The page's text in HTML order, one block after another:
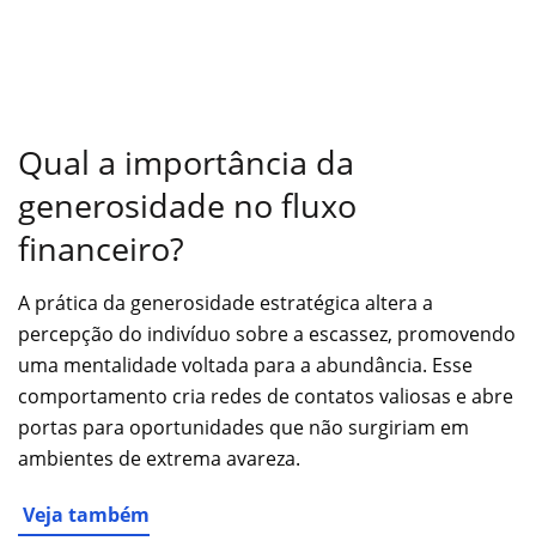
Qual a importância da
generosidade no fluxo
financeiro?
A prática da generosidade estratégica altera a
percepção do indivíduo sobre a escassez, promovendo
uma mentalidade voltada para a abundância. Esse
comportamento cria redes de contatos valiosas e abre
portas para oportunidades que não surgiriam em
ambientes de extrema avareza.
Veja também